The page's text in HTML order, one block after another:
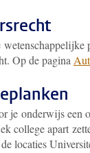
Op de pagina
je onderwijs een
college apart
locaties